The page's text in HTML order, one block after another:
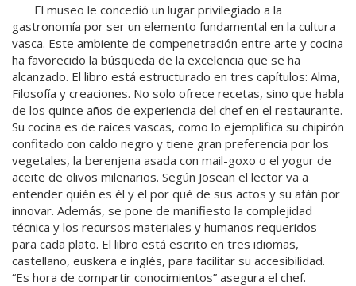
El museo le concedió un lugar privilegiado a la
gastronomía por ser un elemento fundamental en la cultura
vasca. Este ambiente de compenetración entre arte y cocina
ha favorecido la búsqueda de la excelencia que se ha
alcanzado. El libro está estructurado en tres capítulos: Alma,
Filosofía y creaciones. No solo ofrece recetas, sino que habla
de los quince años de experiencia del chef en el restaurante.
Su cocina es de raíces vascas, como lo ejemplifica su chipirón
confitado con caldo negro y tiene gran preferencia por los
vegetales, la berenjena asada con mail-goxo o el yogur de
aceite de olivos milenarios. Según Josean el lector va a
entender quién es él y el por qué de sus actos y su afán por
innovar. Además, se pone de manifiesto la complejidad
técnica y los recursos materiales y humanos requeridos
para cada plato. El libro está escrito en tres idiomas,
castellano, euskera e inglés, para facilitar su accesibilidad.
“Es hora de compartir conocimientos” asegura el chef.